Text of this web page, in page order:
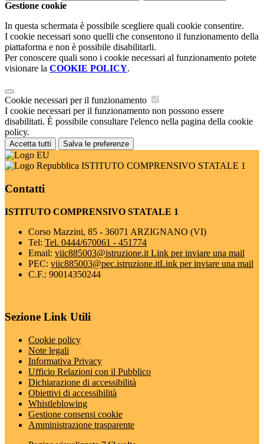
Gestione cookie
In questa schermata è possibile scegliere quali cookie consentire.
I cookie necessari sono quelli che consentono il funzionamento della
piattaforma e non è possibile disabilitarli.
Per conoscere quali sono i cookie necessari al funzionamento potete
visionare la COOKIE POLICY.
Cookie necessari per il funzionamento
I cookie necessari per il funzionamento non possono essere
disabilitati. È possibile consultare l'elenco nella pagina della cookie
policy.
Accetta tutti Salva le preferenze
ISTITUTO COMPRENSIVO STATALE 1
Contatti
ISTITUTO COMPRENSIVO STATALE 1
Corso Mazzini, 85 - 36071 ARZIGNANO (VI)
Tel: Tel. 0444/670061 - 451774
Email: viic885003@istruzione.it Link per inviare una mail
PEC: viic885003@pec.istruzione.itLink per inviare una mail
C.F.: 90014350244
Sezione Link Utili
Cookie policy
Note legali
Informativa Privacy
Ufficio Relazioni con il Pubblico
Dichiarazione di accessibilità
Obiettivi di accessibilità
Whistleblowing
Gestione consensi cookie
Amministrazione trasparente